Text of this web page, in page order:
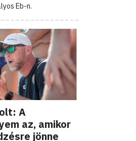
Eb-n.
A
az, amikor
jönne